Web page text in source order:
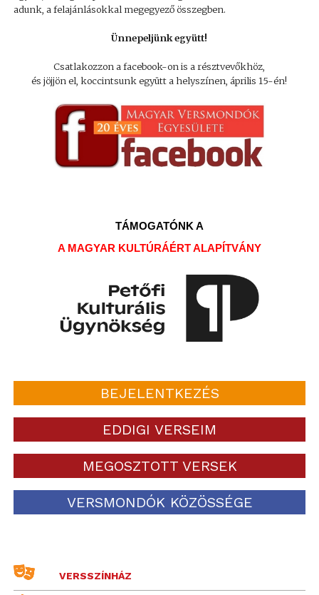
adunk, a felajánlásokkal megegyező összegben.
Ünnepeljünk együtt!
Csatlakozzon a facebook-on is a résztvevőkhöz,
és jöjjön el, koccintsunk együtt a helyszínen, április 15-én!
TÁMOGATÓNK A
A MAGYAR KULTÚRÁÉRT ALAPÍTVÁNY
BEJELENTKEZÉS
EDDIGI VERSEIM
MEGOSZTOTT VERSEK
VERSMONDÓK KÖZÖSSÉGE
VERSSZÍNHÁZ